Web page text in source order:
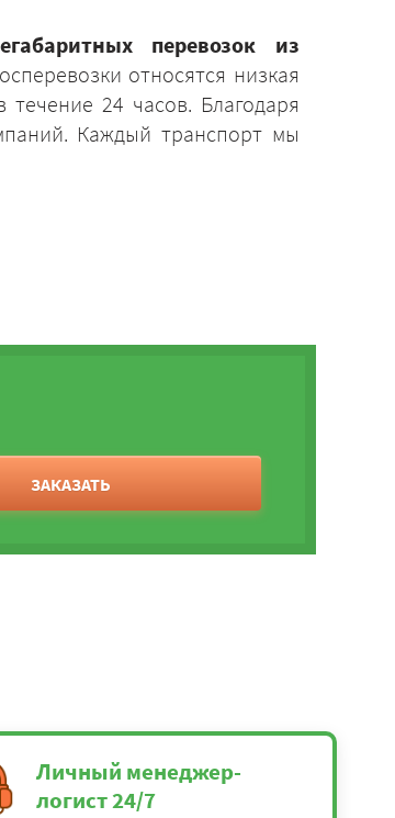
перевозок из
относятся низкая
24 часов. Благодаря
Каждый транспорт мы
ЗАКАЗАТЬ
Личный менеджер-
логист 24/7